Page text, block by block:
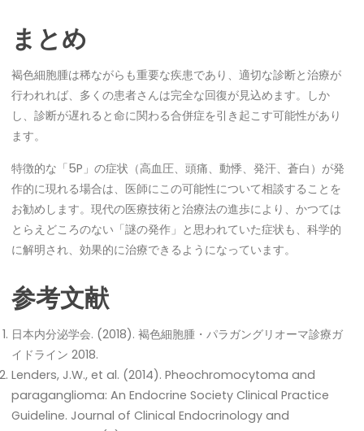
まとめ
褐色細胞腫は稀ながらも重要な疾患であり、適切な診断と治療が
行われれば、多くの患者さんは完全な回復が見込めます。しか
し、診断が遅れると命に関わる合併症を引き起こす可能性があり
ます。
特徴的な「5P」の症状（高血圧、頭痛、動悸、発汗、蒼白）が発
作的に現れる場合は、医師にこの可能性について相談することを
お勧めします。現代の医療技術と治療法の進歩により、かつては
とらえどころのない「謎の発作」と思われていた症状も、科学的
に解明され、効果的に治療できるようになっています。
参考文献
日本内分泌学会. (2018). 褐色細胞腫・パラガングリオーマ診療ガ
イドライン 2018.
Lenders, J.W., et al. (2014). Pheochromocytoma and
paraganglioma: An Endocrine Society Clinical Practice
Guideline. Journal of Clinical Endocrinology and